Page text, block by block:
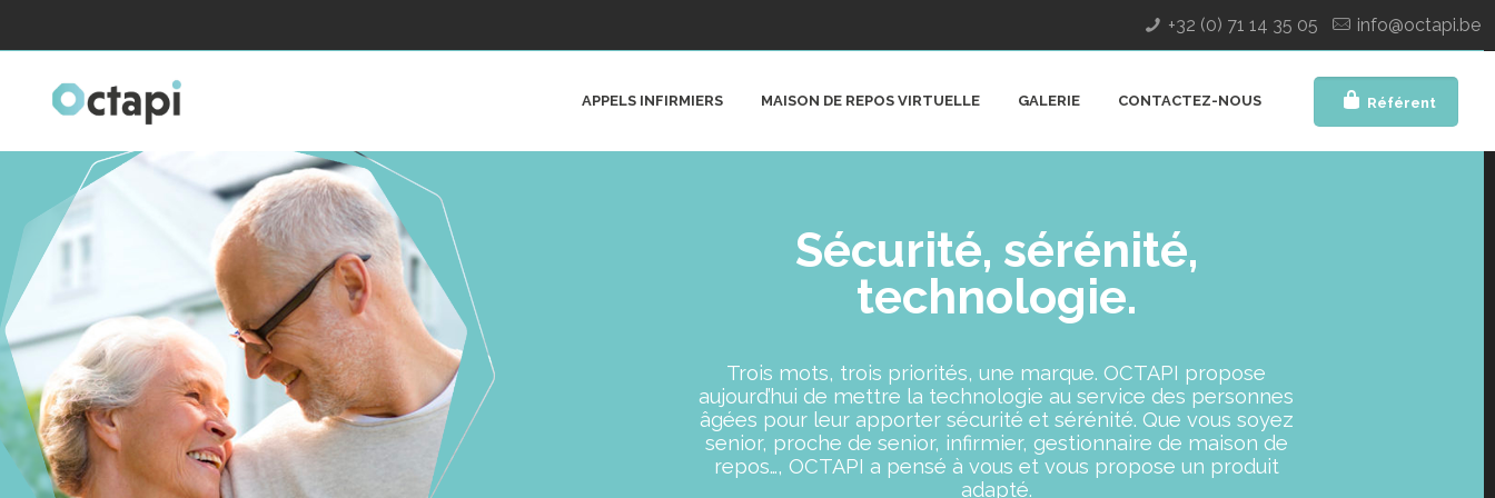
+32 (0) 71 14 35 05 info@octapi.be
APPELS INFIRMIERS MAISON DE REPOS VIRTUELLE GALERIE CONTACTEZ-NOUS Référent
Sécurité, sérénité,
technologie.
Trois mots, trois priorités, une marque. OCTAPI propose
aujourd’hui de mettre la technologie au service des personnes
âgées pour leur apporter sécurité et sérénité. Que vous soyez
senior, proche de senior, infirmier, gestionnaire de maison de
repos…, OCTAPI a pensé à vous et vous propose un produit
adapté.